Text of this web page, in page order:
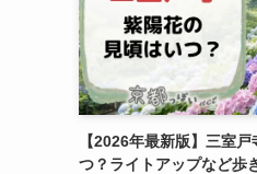
【2026年最新版】三室
つ？ライトアップなど歩